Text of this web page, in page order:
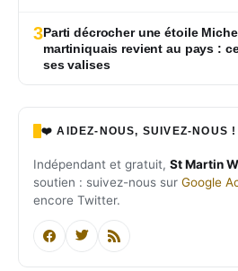
3Parti décrocher une étoile
martiniquais revient au pays :
ses valises
❤️ AIDEZ-NOUS, SUIVEZ-NOUS !
Indépendant et gratuit, St Martin
soutien : suivez-nous sur Google
encore Twitter.